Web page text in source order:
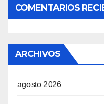
COMENTARIOS
ARCHIVOS
agosto 2026